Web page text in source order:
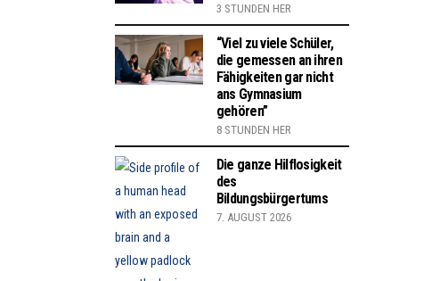
3 STUNDEN HER
“Viel zu viele Schüler,
die gemessen an ihren
Fähigkeiten gar nicht
ans Gymnasium
gehören”
8 STUNDEN HER
Die ganze Hilflosigkeit
des
Bildungsbürgertums
7. AUGUST 2026